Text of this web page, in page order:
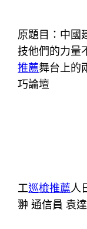
原題目：中國
技他們的力量
推薦舞台上的
巧論壇
工巡檢推薦人
翀 通信員 袁